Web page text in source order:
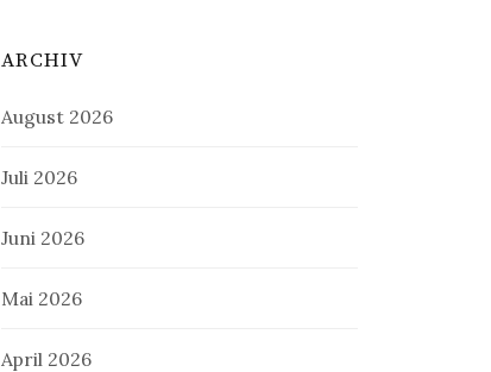
ARCHIV
August 2026
Juli 2026
Juni 2026
Mai 2026
April 2026